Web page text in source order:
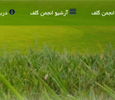
انجمن گلف آرشیو انجمن گلف